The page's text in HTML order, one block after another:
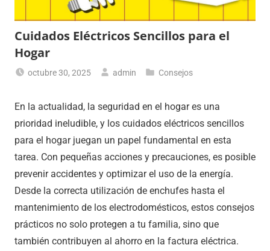
Cuidados Eléctricos Sencillos para el
Hogar
octubre 30, 2025 admin Consejos
En la actualidad, la seguridad en el hogar es una
prioridad ineludible, y los cuidados eléctricos sencillos
para el hogar juegan un papel fundamental en esta
tarea. Con pequeñas acciones y precauciones, es posible
prevenir accidentes y optimizar el uso de la energía.
Desde la correcta utilización de enchufes hasta el
mantenimiento de los electrodomésticos, estos consejos
prácticos no solo protegen a tu familia, sino que
también contribuyen al ahorro en la factura eléctrica.